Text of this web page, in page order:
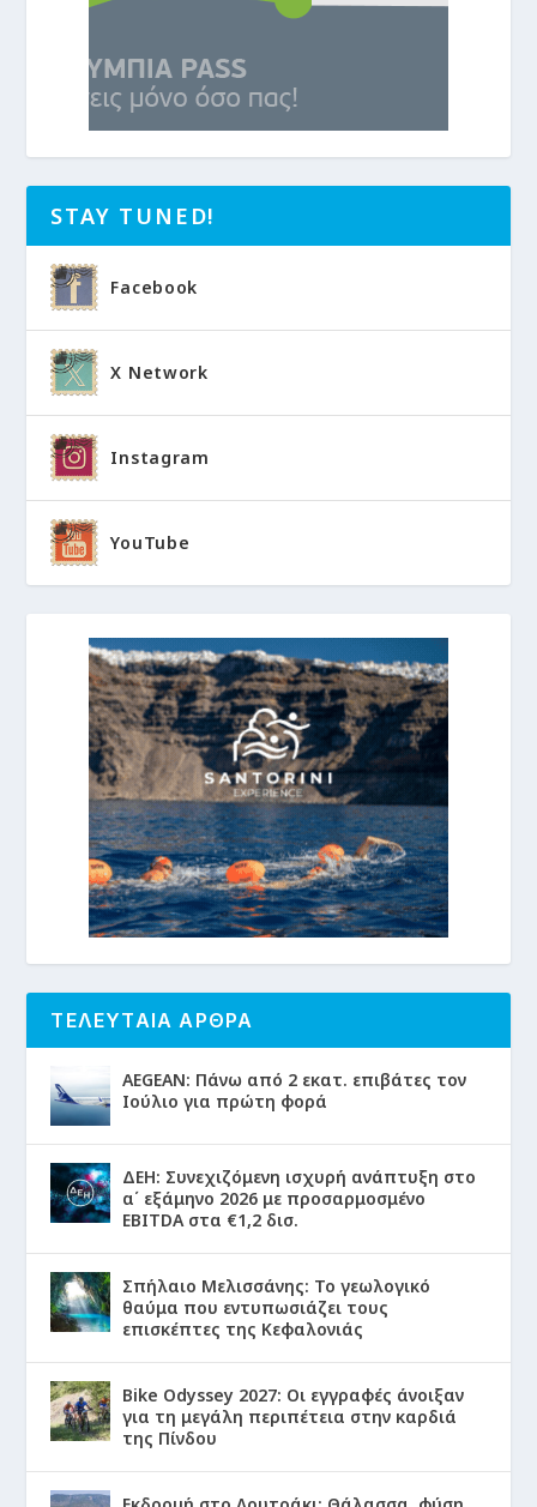
STAY TUNED!
Facebook
X Network
Instagram
YouTube
ΤΕΛΕΥΤΑΙΑ ΑΡΘΡΑ
AEGEAN: Πάνω από 2 εκατ. επιβάτες τον
Ιούλιο για πρώτη φορά
ΔΕΗ: Συνεχιζόμενη ισχυρή ανάπτυξη στο
α΄ εξάμηνο 2026 με προσαρμοσμένο
EBITDA στα €1,2 δισ.
Σπήλαιο Μελισσάνης: Το γεωλογικό
θαύμα που εντυπωσιάζει τους
επισκέπτες της Κεφαλονιάς
Bike Odyssey 2027: Οι εγγραφές άνοιξαν
για τη μεγάλη περιπέτεια στην καρδιά
της Πίνδου